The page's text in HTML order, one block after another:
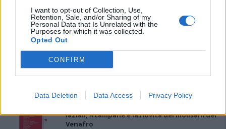
I want to opt-out of Collection, Use,
Retention, Sale, and/or Sharing of my
Personal Data that Is Unrelated with the
Purposes for which it was collected.
Opted Out
CONFIRM
Data Deletion Data Access Privacy Policy
Il Buddusò in mani sicure con Mario Fadda, il
Monte Alma riparte da Ivano Falchi
5 Ago 2026
Anche il Fasano out e le ammissioni salgono
a sei, l'Ilva è la prima società tra le non
ripescate
laziali, 4 campane e la novità dei molisani del
Venafro